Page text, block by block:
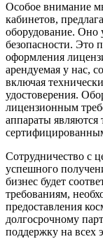
Особое внимание
кабинетов,
оборудование. Оно
безопасности. Это
оформления
арендуемая у нас,
включая
удостоверения.
лицензионным
аппараты
Сотрудничество с
успешного
бизнес будет
требованиям,
предоставления
долгосрочному
поддержку на всех